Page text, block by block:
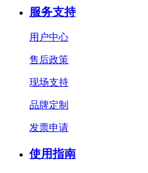
服务支持
用户中心
售后政策
现场支持
品牌定制
发票申请
使用指南